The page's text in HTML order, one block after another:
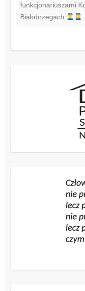
funkcjonariuszami
Białobrzegach